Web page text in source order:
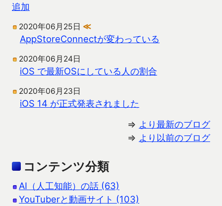
追加
2020年06月25日 ≪
AppStoreConnectが変わっている
2020年06月24日
iOS で最新OSにしている人の割合
2020年06月23日
iOS 14 が正式発表されました
⇒ より最新のブログ
⇒ より以前のブログ
コンテンツ分類
AI（人工知能）の話 (63)
YouTuberと動画サイト (103)